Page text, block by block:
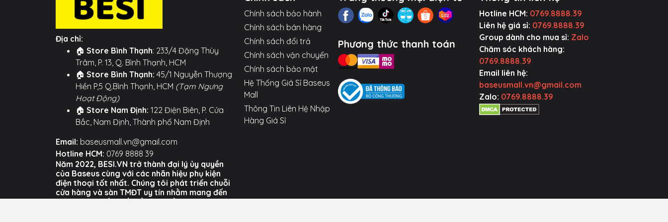
Địa chỉ:
🏠 Store Bình Thạnh: 233/4 Đặng Thùy
Trâm, P. 13, Q. Bình Thạnh, HCM
🏠 Store Bình Thạnh: 45/1 Nguyễn Thượng
Hiền P,5 Q.Bình Thạnh, HCM (Tạm Ngưng
Hoạt Động)
🏠 Store Nam Định: 122 Điện Biên, P. Cửa
Bắc, Nam Định, Thành phố Nam Định
Email: baseusmall.vn@gmail.com
Hotline HCM: 0769 8888 39
Năm 2022, BESI.VN trở thành đại lý ủy quyền
của Baseus cùng với các nhãn hiệu phụ kiện
điện thoại tốt nhất. Chúng tôi phát triển chuỗi
cửa hàng và sàn TMĐT uy tín nhằm mang đến
trải nghiệm tốt nhất về sản phẩm và dịch vụ
Chính sách bảo hành
Chính sách bán hàng
Chính sách đổi trả
Chính sách vận chuyển
Chính sách bảo mật
Hệ Thống Giá Sỉ Baseus
Mall
Thông Tin Liên Hệ Nhập
Hàng Giá Sỉ
Phương thức thanh toán
Hotline HCM: 0769.8888.39
Liên hệ giá sỉ: 0769.8888.39
Group dành cho mua sỉ: Zalo
Chăm sóc khách hàng:
0769.8888.39
Email liên hệ:
baseusmall.vn@gmail.com
Zalo: 0769.8888.39